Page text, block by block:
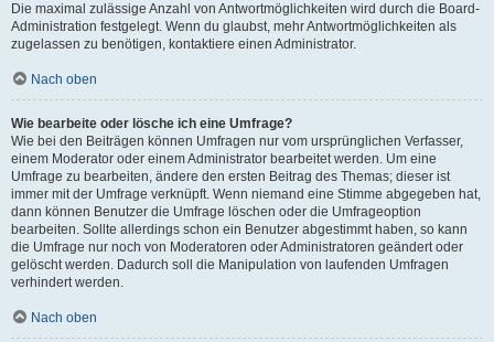
Die maximal zulässige Anzahl von Antwortmöglichkeiten wird durch die Board-
Administration festgelegt. Wenn du glaubst, mehr Antwortmöglichkeiten als
zugelassen zu benötigen, kontaktiere einen Administrator.
Nach oben
Wie bearbeite oder lösche ich eine Umfrage?
Wie bei den Beiträgen können Umfragen nur vom ursprünglichen Verfasser,
einem Moderator oder einem Administrator bearbeitet werden. Um eine
Umfrage zu bearbeiten, ändere den ersten Beitrag des Themas; dieser ist
immer mit der Umfrage verknüpft. Wenn niemand eine Stimme abgegeben hat,
dann können Benutzer die Umfrage löschen oder die Umfrageoption
bearbeiten. Sollte allerdings schon ein Benutzer abgestimmt haben, so kann
die Umfrage nur noch von Moderatoren oder Administratoren geändert oder
gelöscht werden. Dadurch soll die Manipulation von laufenden Umfragen
verhindert werden.
Nach oben